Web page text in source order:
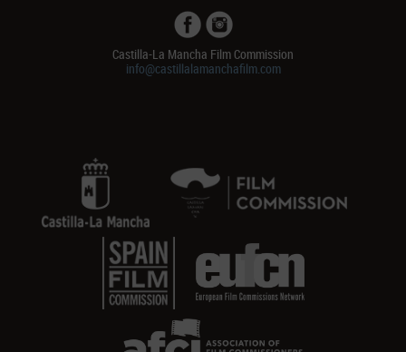
Castilla-La Mancha Film Commission
info@castillalamanchafilm.com